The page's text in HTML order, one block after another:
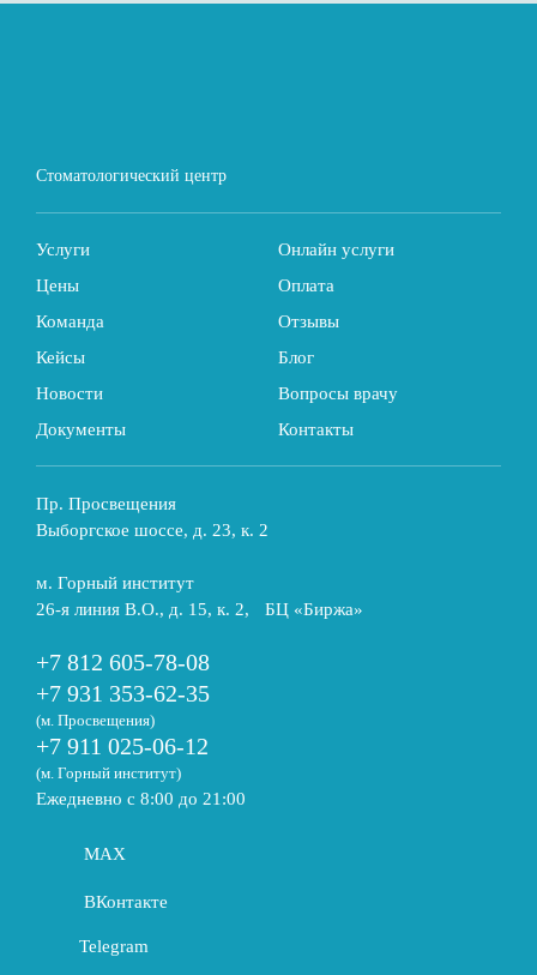
Стоматологический центр
Услуги
Онлайн услуги
Цены
Оплата
Команда
Отзывы
Кейсы
Блог
Новости
Вопросы врачу
Документы
Контакты
Пр. Просвещения
Выборгское шоссе, д. 23, к. 2
м. Горный институт
26-я линия В.О., д. 15, к. 2, БЦ «Биржа»
+7 812 605-78-08
+7 931 353-62-35
(м. Просвещения)
+7 911 025-06-12
(м. Горный институт)
Ежедневно с 8:00 до 21:00
MAX
ВКонтакте
Telegram